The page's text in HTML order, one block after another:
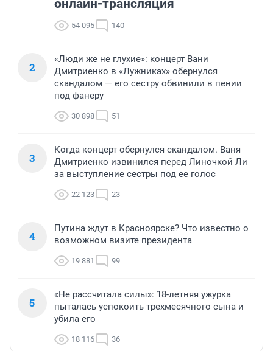
онлайн-трансляция
54 095 140
2
«Люди же не глухие»: концерт Вани
Дмитриенко в «Лужниках» обернулся
скандалом — его сестру обвинили в пении
под фанеру
30 898 51
3
Когда концерт обернулся скандалом. Ваня
Дмитриенко извинился перед Линочкой Ли
за выступление сестры под ее голос
22 123 23
4
Путина ждут в Красноярске? Что известно о
возможном визите президента
19 881 99
5
«Не рассчитала силы»: 18-летняя ужурка
пыталась успокоить трехмесячного сына и
убила его
18 116 36